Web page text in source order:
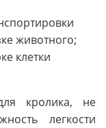
животного;
клетки
кролика, не
легкости